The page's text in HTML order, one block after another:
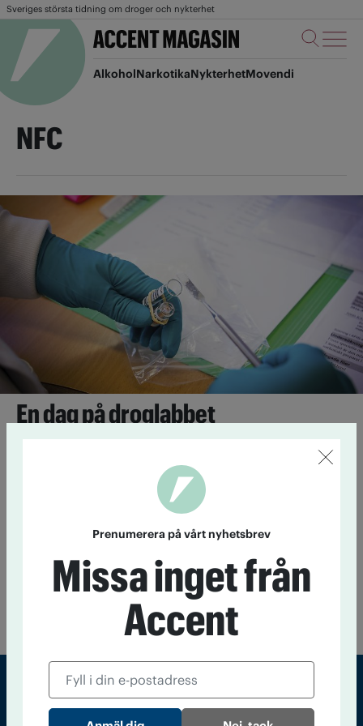
Sveriges största tidning om droger och nykterhet
AlkoholNarkotikaNykterhetMovendi
NFC
En dag på droglabbet
25 maj 2016Pulver, tabletter, kapslar, vätskor och växter – i
forensiskt centrum i Linköping. Här testas polisens beslag av
Rekordbeslag av cannabis 2015
6 maj 2016
Den svenska polisen beslagtog en rekordstor
mängd cannabis 2015. Men de flesta beslagen är små, tio
Sveriges största tidning om droger och nykterhet
Prenumerera på vårt nyhetsbrev
Missa inget från
Accent